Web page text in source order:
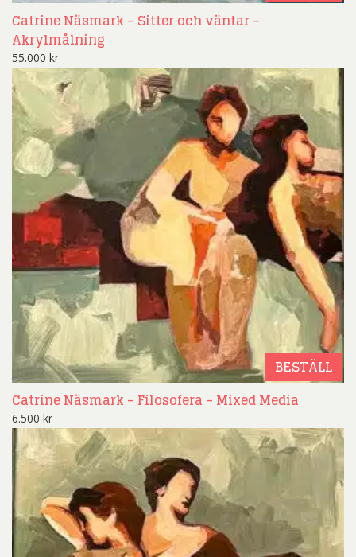
Catrine Näsmark – Sitter och väntar –
Akrylmålning
55.000 kr
BESTÄLL
Catrine Näsmark – Filosofera – Mixed Media
6.500 kr